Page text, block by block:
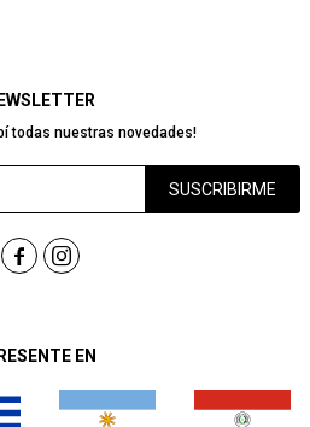
EN
todas nuestras novedades!
SUSCRIBIRME
 